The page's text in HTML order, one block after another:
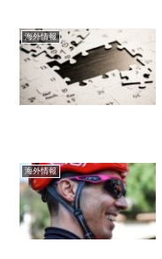
海外情報
海外情報